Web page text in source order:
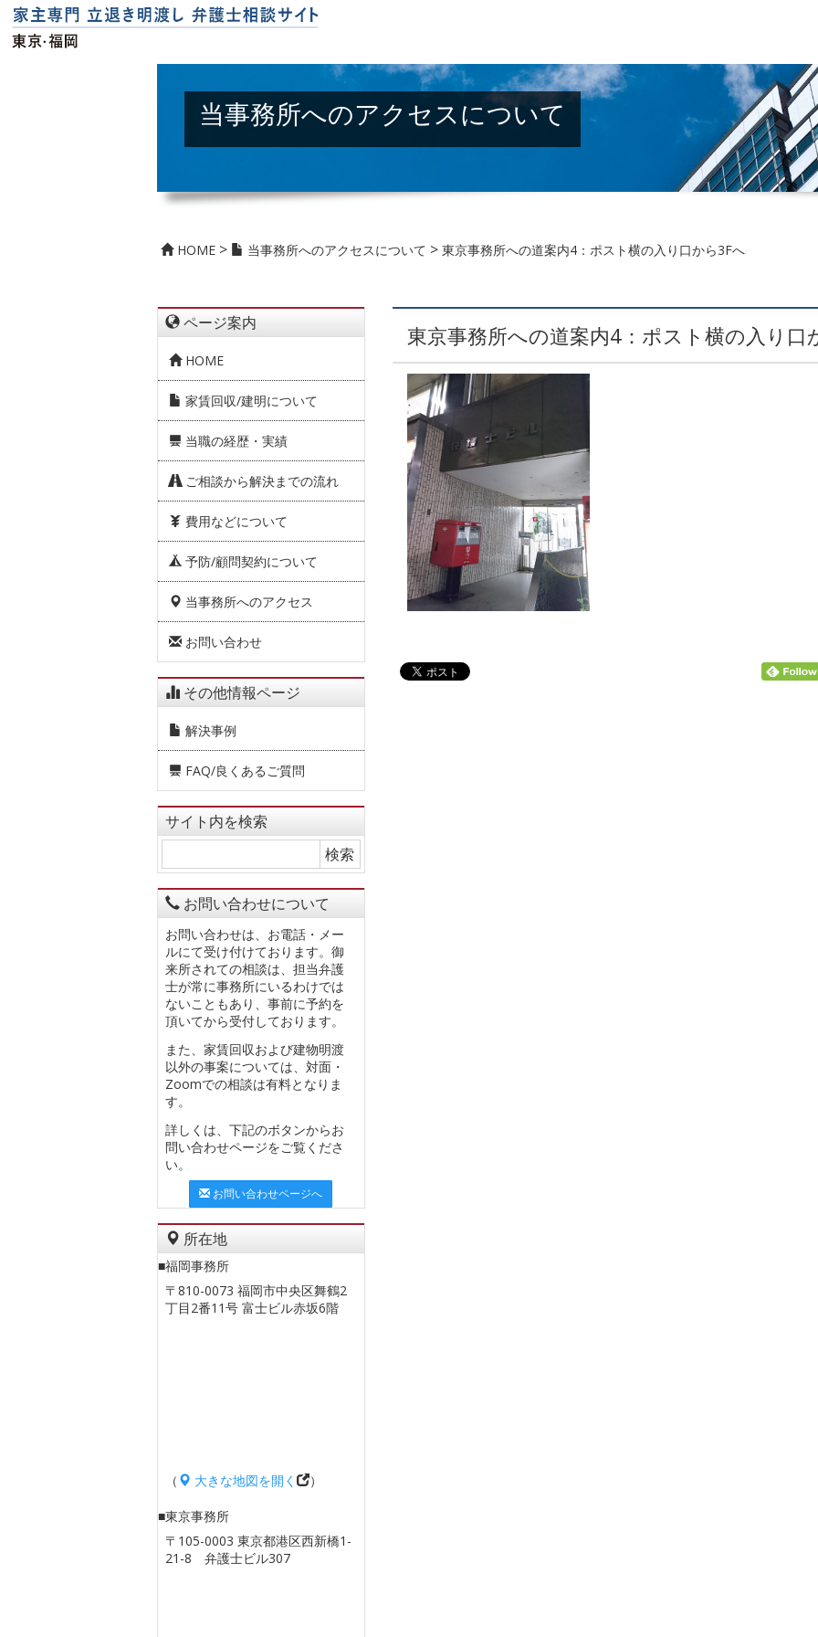
当事務所へのアクセスについて
HOME > 当事務所へのアクセスについて > 東京事務所への道案内4：ポスト横の入り口から3Fへ
東京事務所への道案内4：ポスト横の入り口
ページ案内
HOME
家賃回収/建明について
当職の経歴・実績
ご相談から解決までの流れ
費用などについて
予防/顧問契約について
当事務所へのアクセス
お問い合わせ
その他情報ページ
解決事例
FAQ/良くあるご質問
サイト内を検索
お問い合わせについて
お問い合わせは、お電話・メー
ルにて受け付けております。御
来所されての相談は、担当弁護
士が常に事務所にいるわけでは
ないこともあり、事前に予約を
頂いてから受付しております。
また、家賃回収および建物明渡
以外の事案については、対面・
Zoomでの相談は有料となりま
す。
詳しくは、下記のボタンからお
問い合わせページをご覧くださ
い。
お問い合わせページへ
所在地
■福岡事務所
〒810-0073 福岡市中央区舞鶴2
丁目2番11号 富士ビル赤坂6階
（ 大きな地図を開く ）
■東京事務所
〒105-0003 東京都港区西新橋1-
21-8 弁護士ビル307